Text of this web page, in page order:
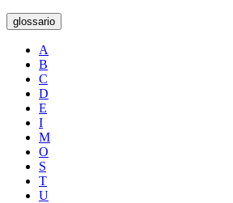
glossario
A
B
C
D
E
I
M
O
S
T
U